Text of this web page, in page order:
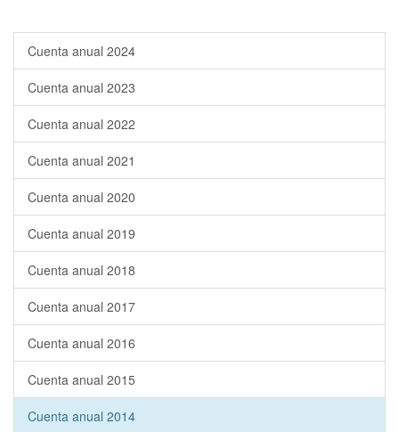
Cuenta anual 2024
Cuenta anual 2023
Cuenta anual 2022
Cuenta anual 2021
Cuenta anual 2020
Cuenta anual 2019
Cuenta anual 2018
Cuenta anual 2017
Cuenta anual 2016
Cuenta anual 2015
Cuenta anual 2014